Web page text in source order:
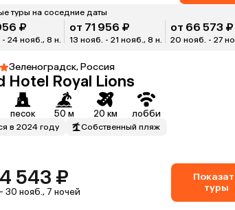
туры на соседние даты
₽
24 нояб., 8 н.
от 71 956 ₽
13 нояб. - 21 нояб., 8 н.
от 66 573 ₽
20 нояб. - 27
Зеленоградск, Россия
Hotel Royal Lions
песок 50 м 20 км лобби
в 2024 году Собственный пляж
543 ₽
30 нояб., 7 ночей
туры